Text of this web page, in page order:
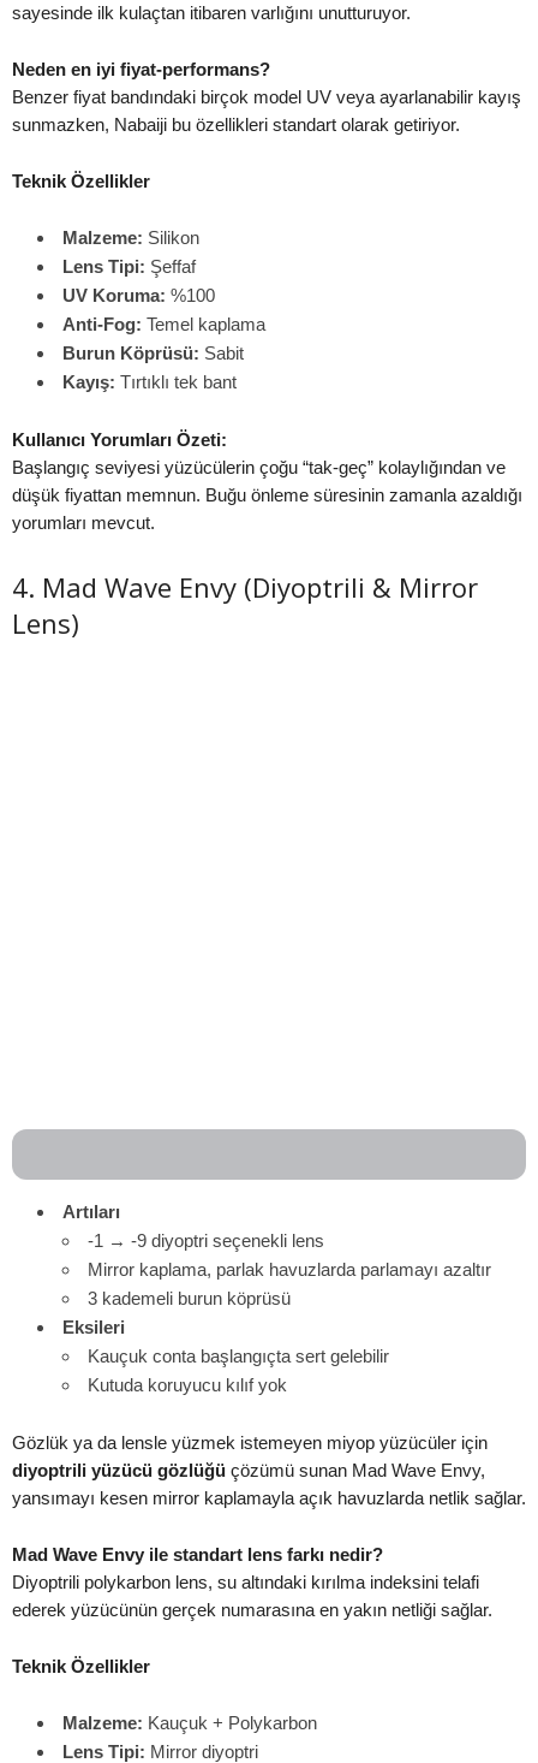
sayesinde ilk kulaçtan itibaren varlığını unutturuyor.
Neden en iyi fiyat-performans?
Benzer fiyat bandındaki birçok model UV veya ayarlanabilir kayış
sunmazken, Nabaiji bu özellikleri standart olarak getiriyor.
Teknik Özellikler
Malzeme: Silikon
Lens Tipi: Şeffaf
UV Koruma: %100
Anti-Fog: Temel kaplama
Burun Köprüsü: Sabit
Kayış: Tırtıklı tek bant
Kullanıcı Yorumları Özeti:
Başlangıç seviyesi yüzücülerin çoğu “tak-geç” kolaylığından ve
düşük fiyattan memnun. Buğu önleme süresinin zamanla azaldığı
yorumları mevcut.
4. Mad Wave Envy (Diyoptrili & Mirror
Lens)
Artıları
-1 → -9 diyoptri seçenekli lens
Mirror kaplama, parlak havuzlarda parlamayı azaltır
3 kademeli burun köprüsü
Eksileri
Kauçuk conta başlangıçta sert gelebilir
Kutuda koruyucu kılıf yok
Gözlük ya da lensle yüzmek istemeyen miyop yüzücüler için
diyoptrili yüzücü gözlüğü çözümü sunan Mad Wave Envy,
yansımayı kesen mirror kaplamayla açık havuzlarda netlik sağlar.
Mad Wave Envy ile standart lens farkı nedir?
Diyoptrili polykarbon lens, su altındaki kırılma indeksini telafi
ederek yüzücünün gerçek numarasına en yakın netliği sağlar.
Teknik Özellikler
Malzeme: Kauçuk + Polykarbon
Lens Tipi: Mirror diyoptri